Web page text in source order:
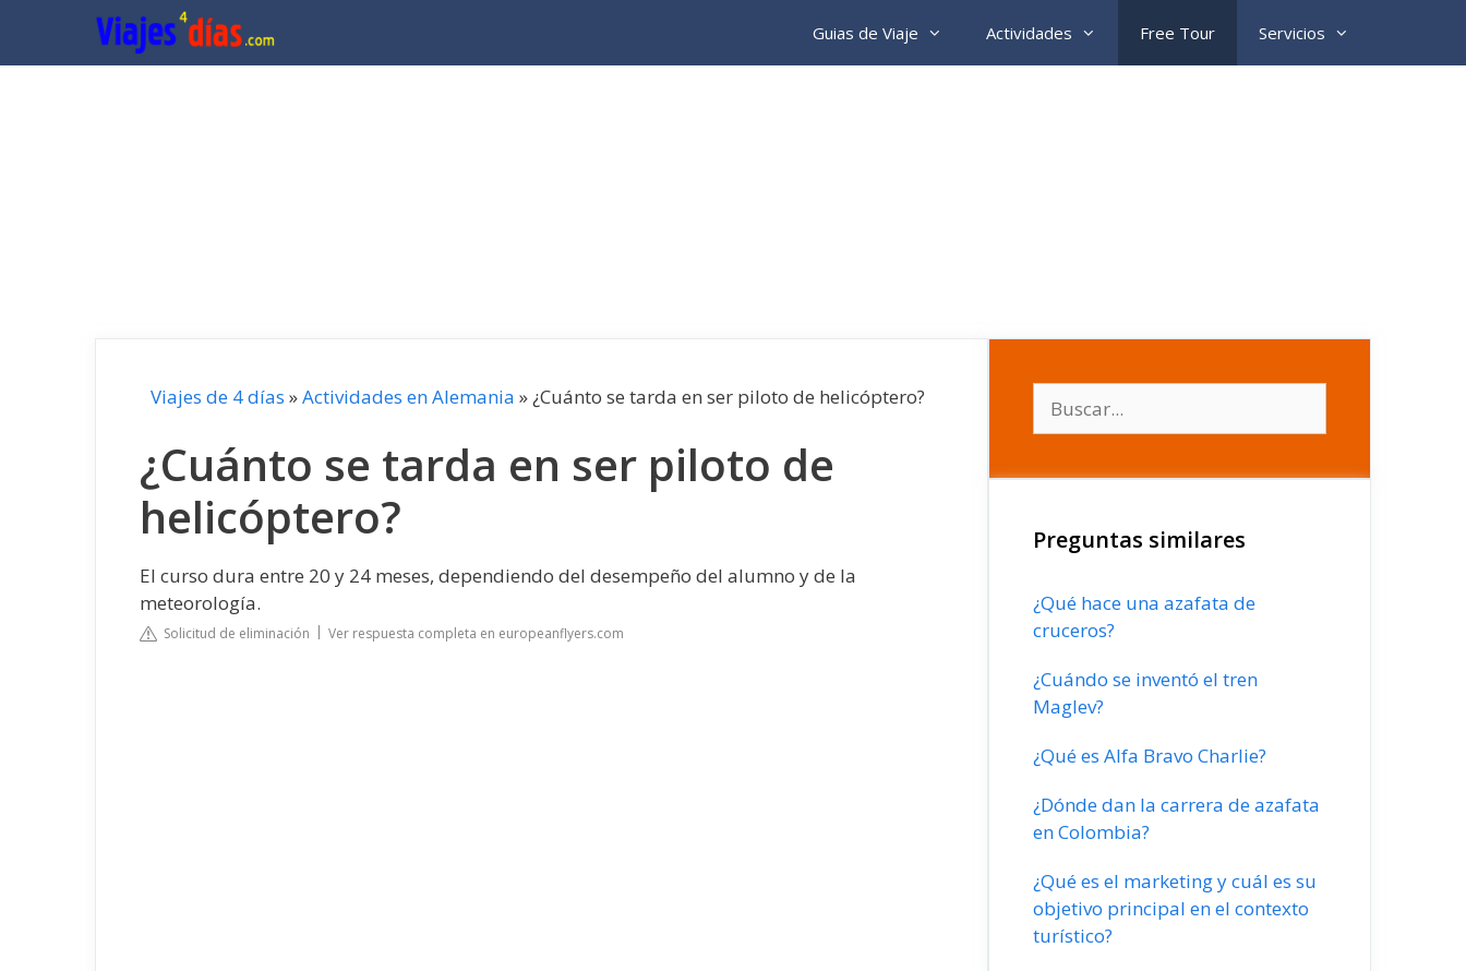
contenido
Guias de Viaje Actividades Free Tour Servicios
Viajes de 4 días »Actividades en Alemania »¿Cuánto se tarda en ser piloto de helicóptero?
¿Cuánto se tarda en ser piloto de
helicóptero?
El curso dura entre 20 y 24 meses, dependiendo del desempeño del alumno y de la
meteorología.
Solicitud de eliminación Ver respuesta completa en europeanflyers.com
Preguntas similares
¿Qué hace una azafata de
cruceros?
¿Cuándo se inventó el tren
Maglev?
¿Qué es Alfa Bravo Charlie?
¿Dónde dan la carrera de azafata
en Colombia?
¿Qué es el marketing y cuál es su
objetivo principal en el contexto
turístico?